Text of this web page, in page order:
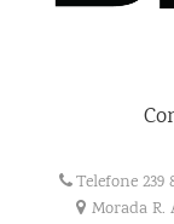
Telefone 239
Morada R.